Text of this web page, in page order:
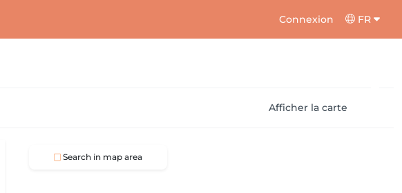
Connexion FR
Afficher la carte
Search in map area